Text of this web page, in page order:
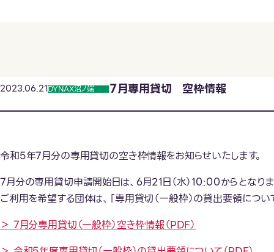
７月専用貸切 空枠情報
2023.06.21DYNAX沼ノ端
令和5年7月分の専用貸切の空き枠情報をお知らせいたします。
7月分の専用貸切申請開始日は、6月21日（水）10:00からとなりま
ご利用を希望する団体は、「専用貸切（一般枠）の貸出要領につ
＞ 7月分専用貸切（一般枠）空き枠情報（PDF）